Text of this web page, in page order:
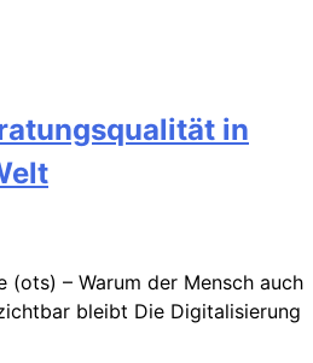
in
(ots) – Warum der Mensch auch
bleibt Die Digitalisierung